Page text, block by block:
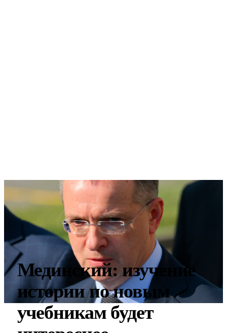
Мединский: изучение
истории по новым
учебникам будет